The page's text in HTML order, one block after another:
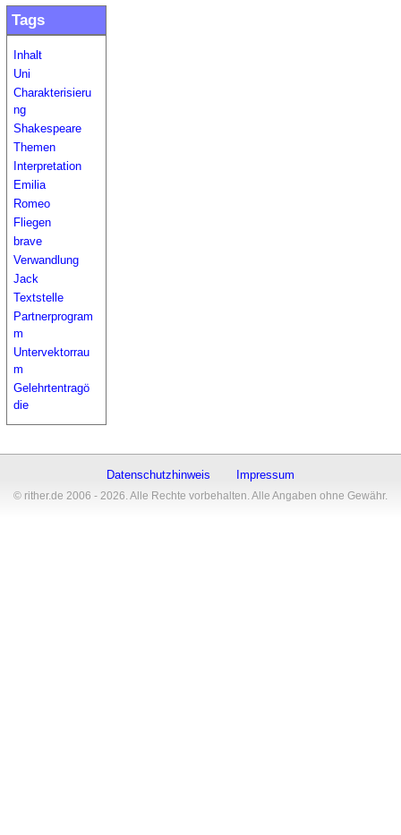
Tags
Inhalt
Uni
Charakterisieru
ng
Shakespeare
Themen
Interpretation
Emilia
Romeo
Fliegen
brave
Verwandlung
Jack
Textstelle
Partnerprogram
m
Untervektorrau
m
Gelehrtentragö
die
Datenschutzhinweis Impressum
© rither.de 2006 - 2026. Alle Rechte vorbehalten. Alle Angaben ohne Gewähr.